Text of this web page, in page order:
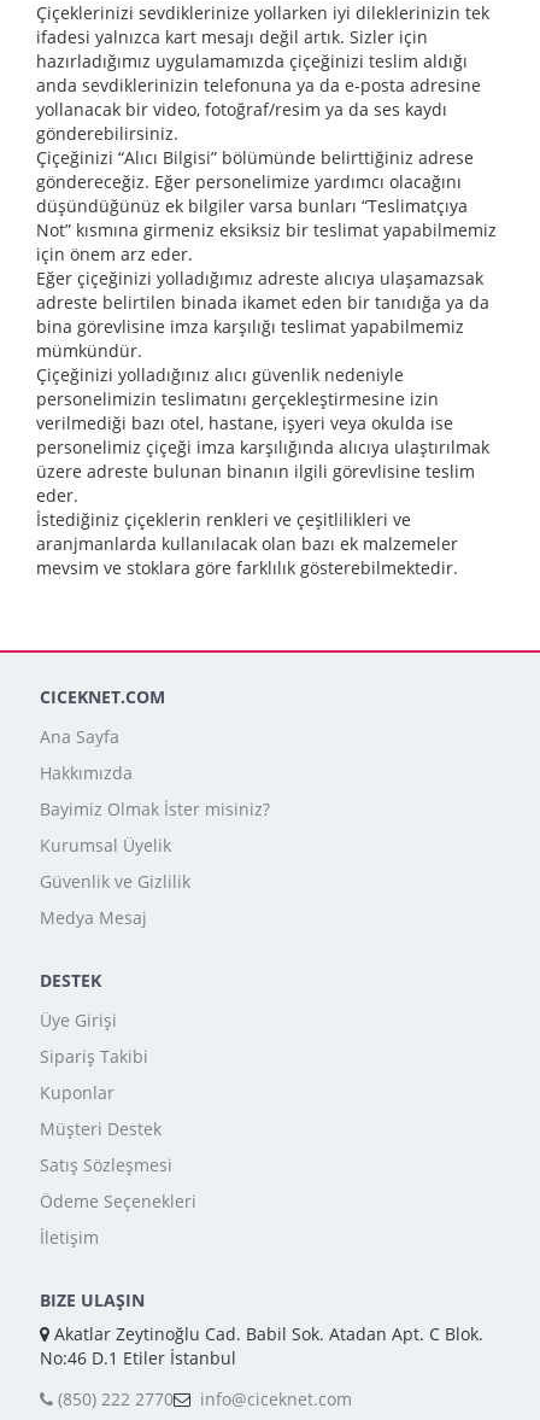
Çiçeklerinizi sevdiklerinize yollarken iyi dileklerinizin tek
ifadesi yalnızca kart mesajı değil artık. Sizler için
hazırladığımız uygulamamızda çiçeğinizi teslim aldığı
anda sevdiklerinizin telefonuna ya da e-posta adresine
yollanacak bir video, fotoğraf/resim ya da ses kaydı
gönderebilirsiniz.
Çiçeğinizi “Alıcı Bilgisi” bölümünde belirttiğiniz adrese
göndereceğiz. Eğer personelimize yardımcı olacağını
düşündüğünüz ek bilgiler varsa bunları “Teslimatçıya
Not” kısmına girmeniz eksiksiz bir teslimat yapabilmemiz
için önem arz eder.
Eğer çiçeğinizi yolladığımız adreste alıcıya ulaşamazsak
adreste belirtilen binada ikamet eden bir tanıdığa ya da
bina görevlisine imza karşılığı teslimat yapabilmemiz
mümkündür.
Çiçeğinizi yolladığınız alıcı güvenlik nedeniyle
personelimizin teslimatını gerçekleştirmesine izin
verilmediği bazı otel, hastane, işyeri veya okulda ise
personelimiz çiçeği imza karşılığında alıcıya ulaştırılmak
üzere adreste bulunan binanın ilgili görevlisine teslim
eder.
İstediğiniz çiçeklerin renkleri ve çeşitlilikleri ve
aranjmanlarda kullanılacak olan bazı ek malzemeler
mevsim ve stoklara göre farklılık gösterebilmektedir.
CICEKNET.COM
Ana Sayfa
Hakkımızda
Bayimiz Olmak İster misiniz?
Kurumsal Üyelik
Güvenlik ve Gizlilik
Medya Mesaj
DESTEK
Üye Girişi
Sipariş Takibi
Kuponlar
Müşteri Destek
Satış Sözleşmesi
Ödeme Seçenekleri
İletişim
BIZE ULAŞIN
Akatlar Zeytinoğlu Cad. Babil Sok. Atadan Apt. C Blok.
No:46 D.1 Etiler İstanbul
(850) 222 2770
info@ciceknet.com